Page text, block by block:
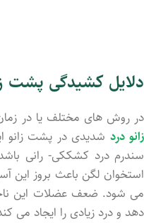
دلایل کشیدگی پشت
در روش های مختلف یا در
زانو درد شدیدی در پشت زانو
سندرم درد کشککی- رانی
استخوان لگن باعث بروز این
می شود. ضعف عضلات این
دهد و درد زیادی را ایجاد می